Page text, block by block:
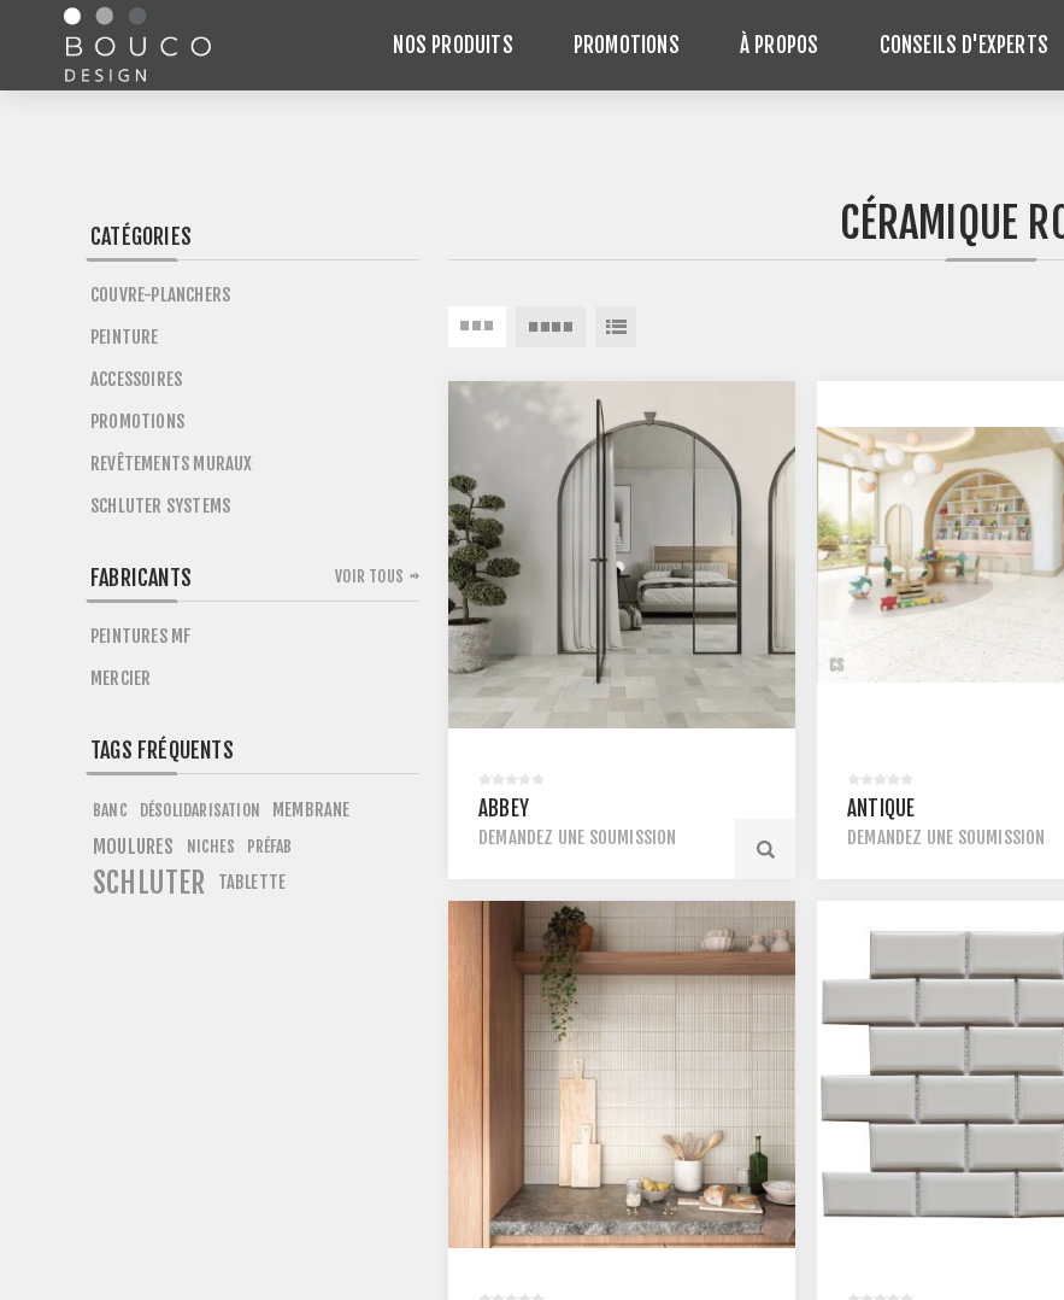
NOS PRODUITS PROMOTIONS À PROPOS CONSEILS D'EXPERTS
CÉRAMIQUE
ABBEY
DEMANDEZ UNE SOUMISSION
ANTIQUE
DEMANDEZ UNE SOUMISSION
CATÉGORIES
COUVRE-PLANCHERS
PEINTURE
ACCESSOIRES
PROMOTIONS
REVÊTEMENTS MURAUX
SCHLUTER SYSTEMS
FABRICANTS
PEINTURES MF
MERCIER
VOIR TOUS
TAGS FRÉQUENTS
BANC DÉSOLIDARISATION MEMBRANE
MOULURES NICHES PRÉFAB
SCHLUTER TABLETTE